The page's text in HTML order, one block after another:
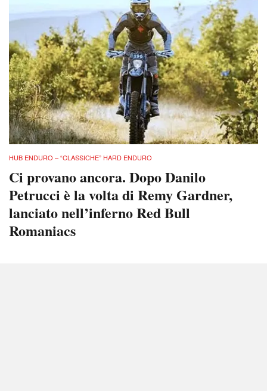
HUB ENDURO – “CLASSICHE” HARD ENDURO
Ci provano ancora. Dopo Danilo
Petrucci è la volta di Remy Gardner,
lanciato nell’inferno Red Bull
Romaniacs